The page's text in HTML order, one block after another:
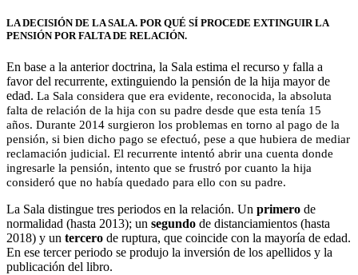
LA DECISIÓN DE LA SALA. POR QUÉ SÍ PROCEDE EXTINGUIR LA
PENSIÓN POR FALTA DE RELACIÓN.
En base a la anterior doctrina, la Sala estima el recurso y falla a
favor del recurrente, extinguiendo la pensión de la hija mayor de
edad. La Sala considera que era evidente, reconocida, la absoluta
falta de relación de la hija con su padre desde que esta tenía 15
años. Durante 2014 surgieron los problemas en torno al pago de la
pensión, si bien dicho pago se efectuó, pese a que hubiera de mediar
reclamación judicial. El recurrente intentó abrir una cuenta donde
ingresarle la pensión, intento que se frustró por cuanto la hija
consideró que no había quedado para ello con su padre.
La Sala distingue tres periodos en la relación. Un primero de
normalidad (hasta 2013); un segundo de distanciamientos (hasta
2018) y un tercero de ruptura, que coincide con la mayoría de edad.
En ese tercer periodo se produjo la inversión de los apellidos y la
publicación del libro.